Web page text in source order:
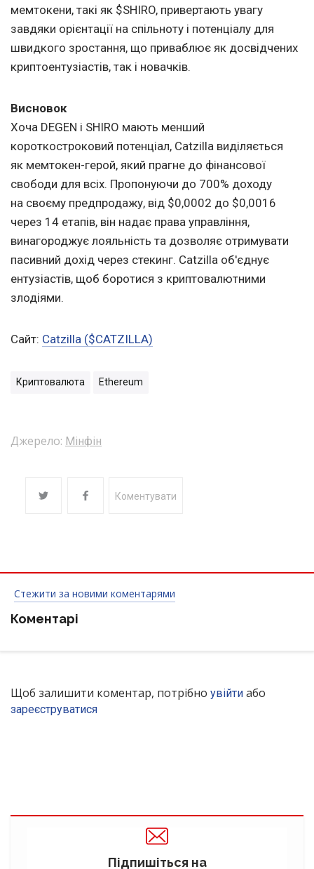
мемтокени, такі як $SHIRO, привертають увагу
завдяки орієнтації на спільноту і потенціалу для
швидкого зростання, що приваблює як досвідчених
криптоентузіастів, так і новачків.
Висновок
Хоча DEGEN і SHIRO мають менший
короткостроковий потенціал, Catzilla виділяється
як мемтокен-герой, який прагне до фінансової
свободи для всіх. Пропонуючи до 700% доходу
на своєму предпродажу, від $0,0002 до $0,0016
через 14 етапів, він надає права управління,
винагороджує лояльність та дозволяє отримувати
пасивний дохід через стекинг. Catzilla об'єднує
ентузіастів, щоб боротися з криптовалютними
злодіями.
Сайт: Catzilla ($CATZILLA)
Криптовалюта Ethereum
Джерело: Мінфін
Коментувати
Стежити за новими коментарями
Коментарі
Щоб залишити коментар, потрібно увійти або
зареєструватися
Підпишіться на